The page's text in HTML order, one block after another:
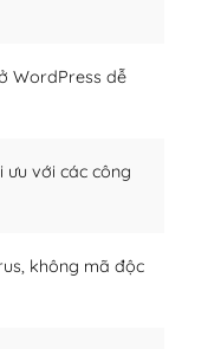
WordPress dễ
ưu với các công
không mã độc